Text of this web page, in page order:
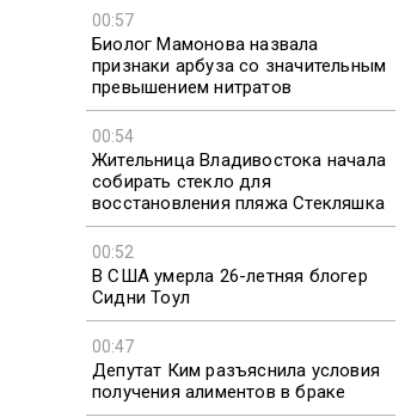
00:57
Биолог Мамонова назвала
признаки арбуза со значительным
превышением нитратов
00:54
Жительница Владивостока начала
собирать стекло для
восстановления пляжа Стекляшка
00:52
В США умерла 26-летняя блогер
Сидни Тоул
00:47
Депутат Ким разъяснила условия
получения алиментов в браке